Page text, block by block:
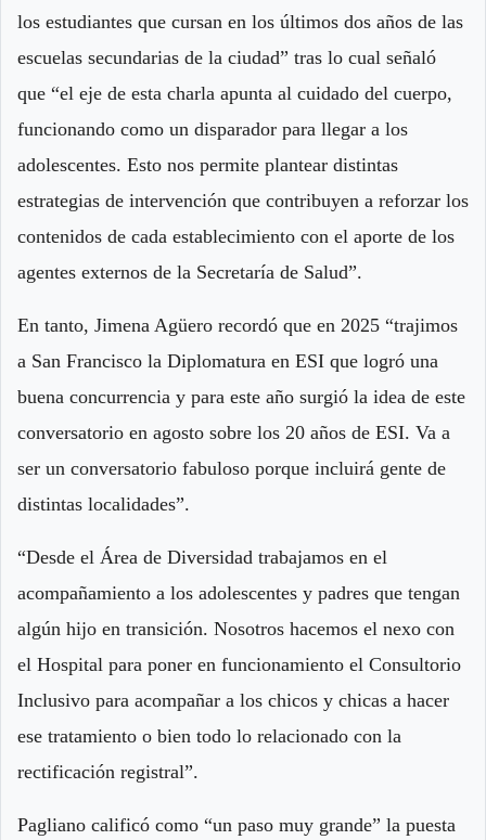
los estudiantes que cursan en los últimos dos años de las
escuelas secundarias de la ciudad” tras lo cual señaló
que “el eje de esta charla apunta al cuidado del cuerpo,
funcionando como un disparador para llegar a los
adolescentes. Esto nos permite plantear distintas
estrategias de intervención que contribuyen a reforzar los
contenidos de cada establecimiento con el aporte de los
agentes externos de la Secretaría de Salud”.
En tanto, Jimena Agüero recordó que en 2025 “trajimos
a San Francisco la Diplomatura en ESI que logró una
buena concurrencia y para este año surgió la idea de este
conversatorio en agosto sobre los 20 años de ESI. Va a
ser un conversatorio fabuloso porque incluirá gente de
distintas localidades”.
“Desde el Área de Diversidad trabajamos en el
acompañamiento a los adolescentes y padres que tengan
algún hijo en transición. Nosotros hacemos el nexo con
el Hospital para poner en funcionamiento el Consultorio
Inclusivo para acompañar a los chicos y chicas a hacer
ese tratamiento o bien todo lo relacionado con la
rectificación registral”.
Pagliano calificó como “un paso muy grande” la puesta